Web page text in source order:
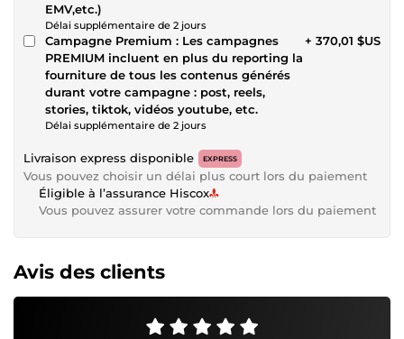
EMV,etc.)
Délai supplémentaire de 2 jours
Campagne Premium : Les campagnes
PREMIUM incluent en plus du reporting la
fourniture de tous les contenus générés
durant votre campagne : post, reels,
stories, tiktok, vidéos youtube, etc.
Délai supplémentaire de 2 jours
+ 370,01 $US
Livraison express disponible EXPRESS
Vous pouvez choisir un délai plus court lors du paiement
Éligible à l’assurance Hiscox
Vous pouvez assurer votre commande lors du paiement
Avis des clients